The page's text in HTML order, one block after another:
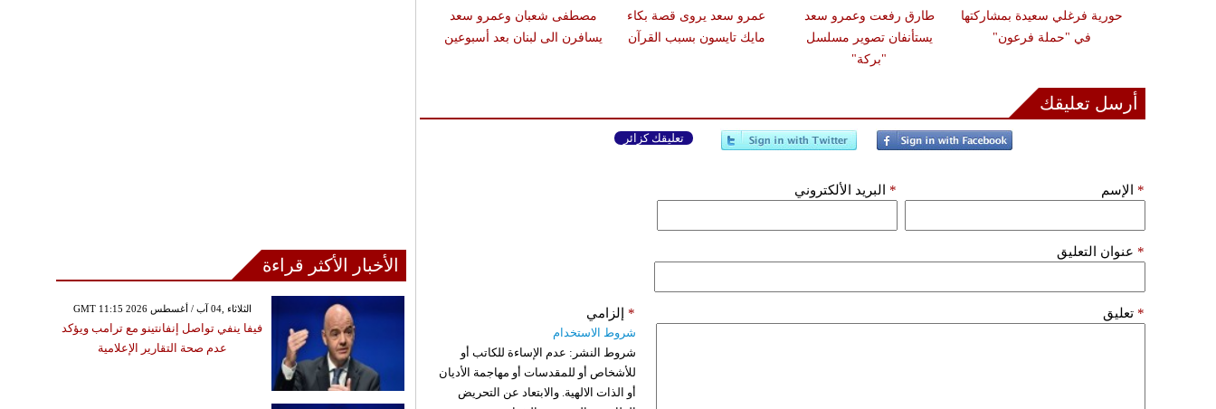
مصطفى شعبان وعمرو سعد
يسافرن الى لبنان بعد أسبوعين
عمرو سعد يروى قصة بكاء
مايك تايسون بسبب القرآن
طارق رفعت وعمرو سعد
يستأنفان تصوير مسلسل
"بركة"
حورية فرغلي سعيدة بمشاركتها
في "حملة فرعون"
أرسل تعليقك
تعليقك كزائر
الإسم * البريد الألكتروني *
عنوان التعليق *
تعليق * إلزامي *
شروط الاستخدام
شروط النشر: عدم الإساءة للكاتب أو
للأشخاص أو للمقدسات أو مهاجمة الأديان
أو الذات الالهية. والابتعاد عن التحريض
الأخبار الأكثر قراءة
GMT 11:15 2026 الثلاثاء ,04 آب / أغسطس
فيفا ينفي تواصل إنفانتينو مع ترامب ويؤكد
عدم صحة التقارير الإعلامية